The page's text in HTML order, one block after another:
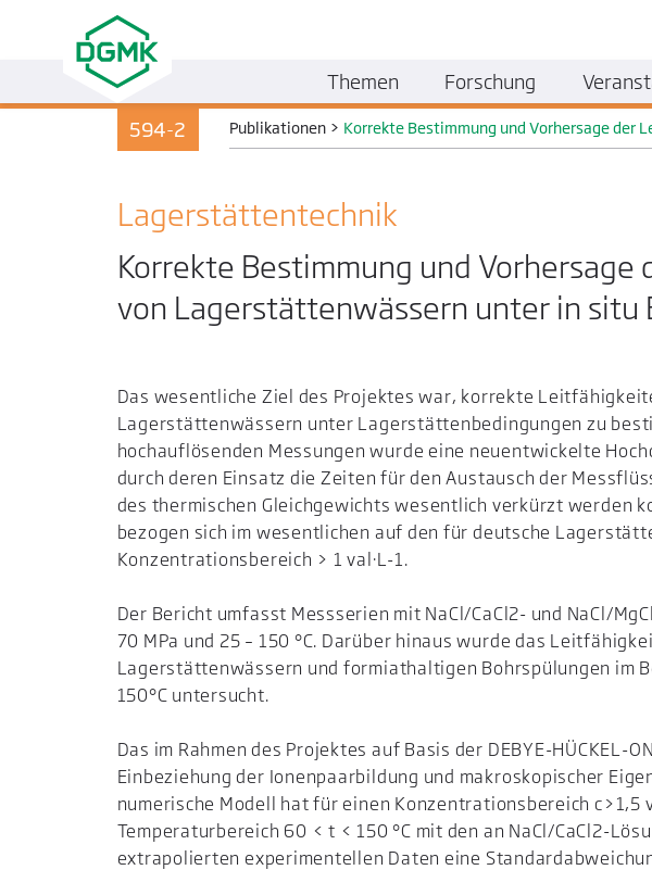
594-2 Publikationen > Korrekte Bestimmung und Vorhersage
Lager­stätten­technik
Korrekte Bestimmung und
von Lagerstättenwässern unter in situ
Das wesentliche Ziel des Projektes war, korrekte
Lagerstättenwässern unter Lagerstättenbedingungen zu
hochauflösenden Messungen wurde eine neuentwickelte
durch deren Einsatz die Zeiten für den Austausch der
des thermischen Gleichgewichts wesentlich verkürzt werden
bezogen sich im wesentlichen auf den für deutsche
Konzentrationsbereich > 1 val·L-1.
Der Bericht umfasst Messserien mit NaCl/CaCl2- und NaCl/
70 MPa und 25 – 150 °C. Darüber hinaus wurde das
Lagerstättenwässern und formiathaltigen Bohrspülungen im
150°C untersucht.
Das im Rahmen des Projektes auf Basis der DEBYE-HÜCKEL-
Einbeziehung der Ionenpaarbildung und makroskopischer
numerische Modell hat für einen Konzentrationsbereich c>1,5
Temperaturbereich 60 < t < 150 °C mit den an NaCl/CaCl2-
extrapolierten experimentellen Daten eine
Themen Forschung